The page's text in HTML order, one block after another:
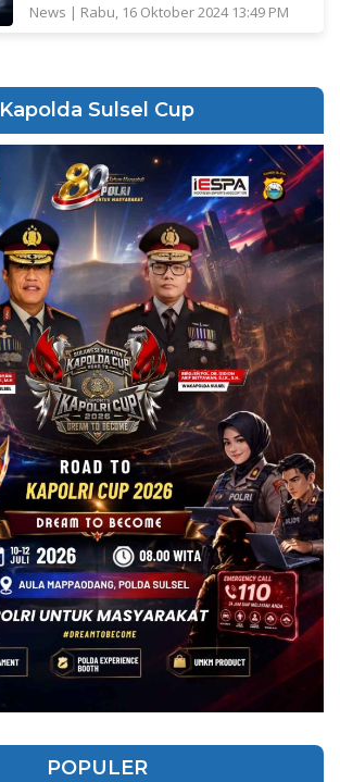
News | Rabu, 16 Oktober 2024 13:49 PM
Kapolda Sulsel Cup
POPULER